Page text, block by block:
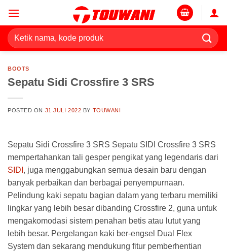
content
Pencarian
untuk:
BOOTS
Sepatu Sidi Crossfire 3 SRS
POSTED ON 31 JULI 2022 BY TOUWANI
Sepatu Sidi Crossfire 3 SRS Sepatu SIDI Crossfire 3 SRS
mempertahankan tali gesper pengikat yang legendaris dari
SIDI , juga menggabungkan semua desain baru dengan
banyak perbaikan dan berbagai penyempurnaan.
Pelindung kaki sepatu bagian dalam yang terbaru memiliki
lingkar yang lebih besar dibanding Crossfire 2, guna untuk
mengakomodasi sistem penahan betis atau lutut yang
lebih besar. Pergelangan kaki ber-engsel Dual Flex
System dan sekarang mendukung fitur pemberhentian